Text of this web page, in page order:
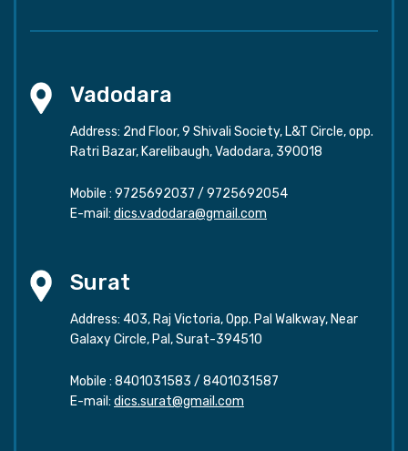
Vadodara
Address: 2nd Floor, 9 Shivali Society, L&T Circle, opp.
Ratri Bazar, Karelibaugh, Vadodara, 390018
Mobile : 9725692037 / 9725692054
E-mail: dics.vadodara@gmail.com
Surat
Address: 403, Raj Victoria, Opp. Pal Walkway, Near
Galaxy Circle, Pal, Surat-394510
Mobile : 8401031583 / 8401031587
E-mail: dics.surat@gmail.com